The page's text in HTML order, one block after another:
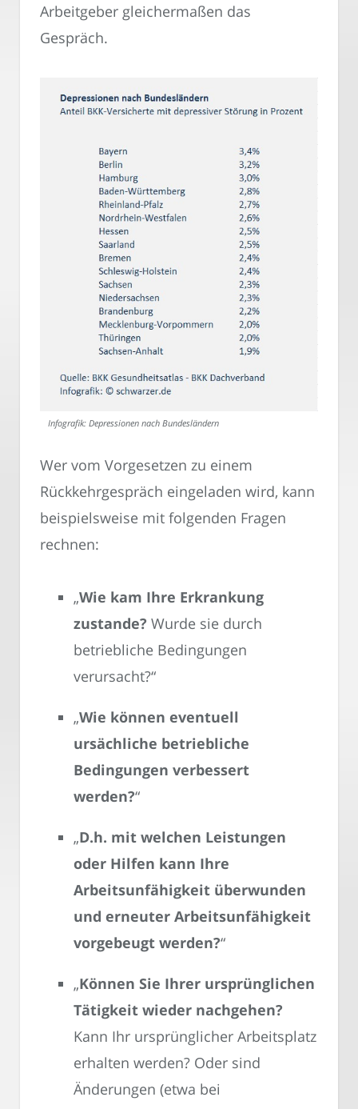
Arbeitgeber gleichermaßen das
Gespräch.
Infografik: Depressionen nach Bundesländern
Wer vom Vorgesetzen zu einem
Rückkehrgespräch eingeladen wird, kann
beispielsweise mit folgenden Fragen
rechnen:
„Wie kam Ihre Erkrankung
zustande? Wurde sie durch
betriebliche Bedingungen
verursacht?“
„Wie können eventuell
ursächliche betriebliche
Bedingungen verbessert
werden?“
„D.h. mit welchen Leistungen
oder Hilfen kann Ihre
Arbeitsunfähigkeit überwunden
und erneuter Arbeitsunfähigkeit
vorgebeugt werden?“
„Können Sie Ihrer ursprünglichen
Tätigkeit wieder nachgehen?
Kann Ihr ursprünglicher Arbeitsplatz
erhalten werden? Oder sind
Änderungen (etwa bei